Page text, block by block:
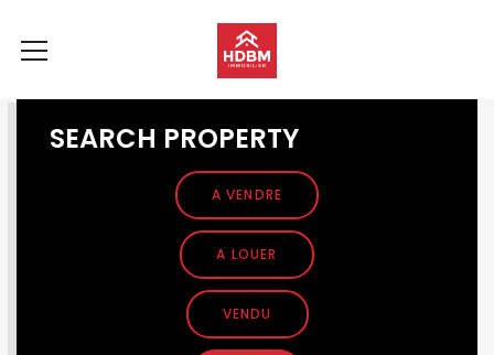
SEARCH PROPERTY
A VENDRE
A LOUER
VENDU